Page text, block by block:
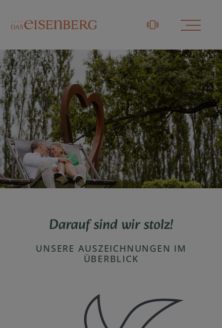
+43 3329 / 48833-0
Darauf sind wir stolz!
UNSERE AUSZEICHNUNGEN IM
ÜBERBLICK